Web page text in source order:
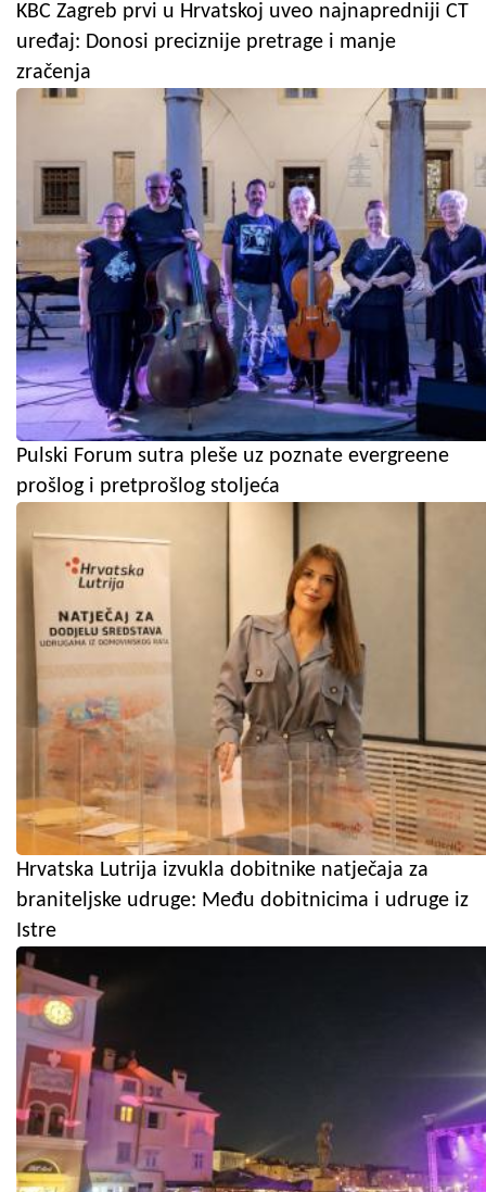
KBC Zagreb prvi u Hrvatskoj uveo najnapredniji CT
uređaj: Donosi preciznije pretrage i manje
zračenja
Pulski Forum sutra pleše uz poznate evergreene
prošlog i pretprošlog stoljeća
Hrvatska Lutrija izvukla dobitnike natječaja za
braniteljske udruge: Među dobitnicima i udruge iz
Istre